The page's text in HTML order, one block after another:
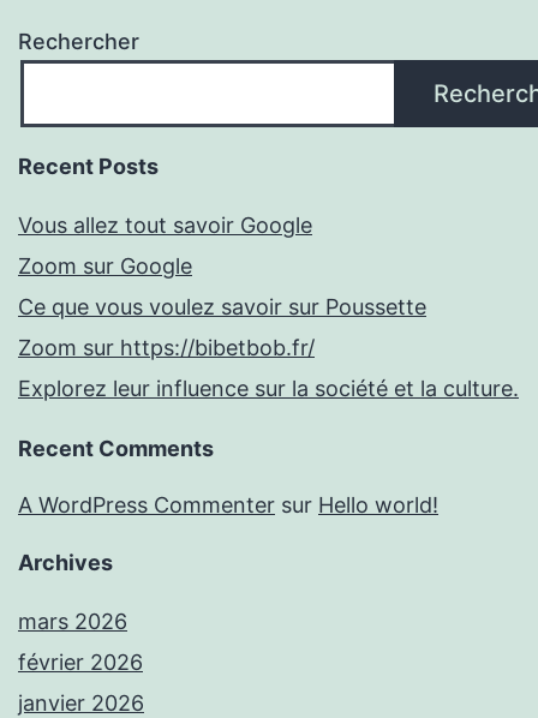
Rechercher
Recent Posts
Vous allez tout savoir Google
Zoom sur Google
Ce que vous voulez savoir sur Poussette
Zoom sur https://bibetbob.fr/
Explorez leur influence sur la société et la culture.
Recent Comments
A WordPress Commenter sur Hello world!
Archives
mars 2026
février 2026
janvier 2026